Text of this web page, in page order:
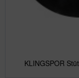
KLINGSPOR